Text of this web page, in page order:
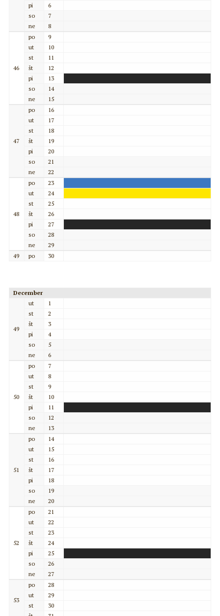
pi
6
so
7
ne
8
46
po
9
ut
10
st
11
št
12
pi
13
so
14
ne
15
47
po
16
ut
17
st
18
št
19
pi
20
so
21
ne
22
48
po
23
ut
24
st
25
št
26
pi
27
so
28
ne
29
49
po 30
December
49
ut
1
st
2
št
3
pi
4
so
5
ne
6
50
po
7
ut
8
st
9
št
10
pi
11
so
12
ne
13
51
po
14
ut
15
st
16
št
17
pi
18
so
19
ne
20
52
po
21
ut
22
st
23
št
24
pi
25
so
26
ne
27
53
po
28
ut
29
st
30